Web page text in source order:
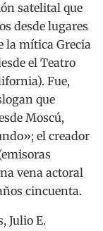
satelital que
desde lugares
la mítica Grecia
el Teatro
Fue,
que
Moscú,
el creador
vena actoral
cincuenta.
Julio E.